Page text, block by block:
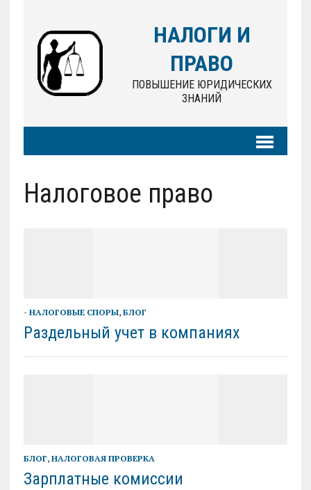
НАЛОГИ И
ПРАВО
ПОВЫШЕНИЕ ЮРИДИЧЕСКИХ
ЗНАНИЙ
Налоговое право
- НАЛОГОВЫЕ СПОРЫ, БЛОГ
Раздельный учет в компаниях
БЛОГ, НАЛОГОВАЯ ПРОВЕРКА
Зарплатные комиссии